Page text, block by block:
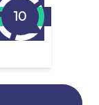
10